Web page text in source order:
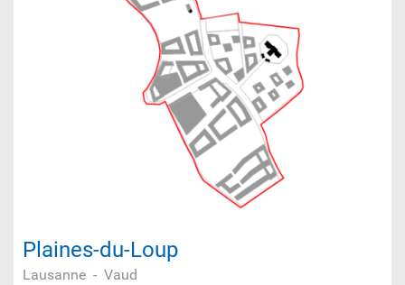
Plaines-du-Loup
Lausanne - Vaud